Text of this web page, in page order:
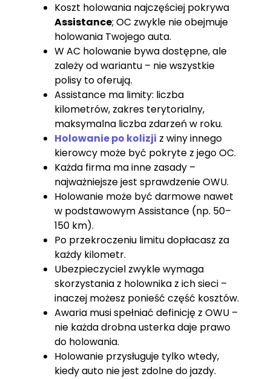
Koszt holowania najczęściej pokrywa
Assistance; OC zwykle nie obejmuje
holowania Twojego auta.
W AC holowanie bywa dostępne, ale
zależy od wariantu – nie wszystkie
polisy to oferują.
Assistance ma limity: liczba
kilometrów, zakres terytorialny,
maksymalna liczba zdarzeń w roku.
Holowanie po kolizji z winy innego
kierowcy może być pokryte z jego OC.
Każda firma ma inne zasady –
najważniejsze jest sprawdzenie OWU.
Holowanie może być darmowe nawet
w podstawowym Assistance (np. 50–
150 km).
Po przekroczeniu limitu dopłacasz za
każdy kilometr.
Ubezpieczyciel zwykle wymaga
skorzystania z holownika z ich sieci –
inaczej możesz ponieść część kosztów.
Awaria musi spełniać definicję z OWU –
nie każda drobna usterka daje prawo
do holowania.
Holowanie przysługuje tylko wtedy,
kiedy auto nie jest zdolne do jazdy.